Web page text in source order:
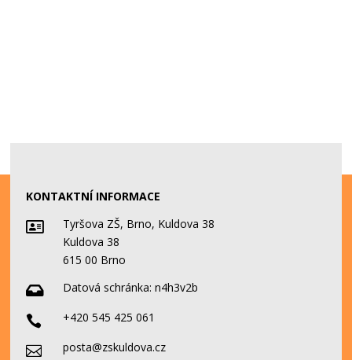
KONTAKTNÍ INFORMACE

Tyršova ZŠ, Brno, Kuldova 38
Kuldova 38
615 00 Brno
 Datová schránka:n4h3v2b
 +420 545 425 061
 posta@zskuldova.cz